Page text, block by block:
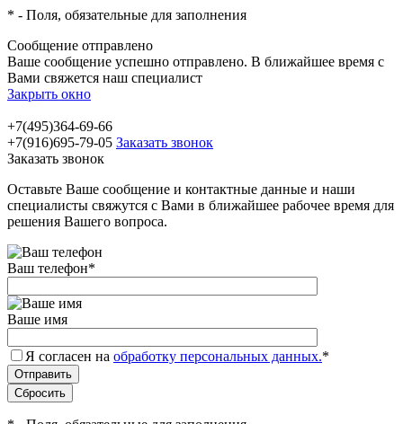
* - Поля, обязательные для заполнения
Сообщение отправлено
Ваше сообщение успешно отправлено. В ближайшее время с
Вами свяжется наш специалист
Закрыть окно
+7(495)364-69-66
+7(916)695-79-05 Заказать звонок
Заказать звонок
Оставьте Ваше сообщение и контактные данные и наши
специалисты свяжутся с Вами в ближайшее рабочее время для
решения Вашего вопроса.
Ваш телефон*
Ваше имя
Я согласен на обработку персональных данных.*